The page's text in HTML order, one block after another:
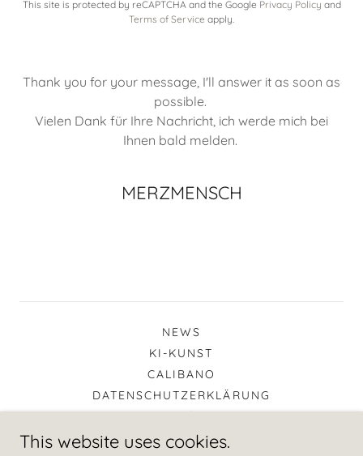
This site is protected by reCAPTCHA and the Google Privacy Policy and
Terms of Service apply.
Thank you for your message, I'll answer it as soon as
possible.
Vielen Dank für Ihre Nachricht, ich werde mich bei
Ihnen bald melden.
MERZMENSCH
NEWS
KI-KUNST
CALIBANO
DATENSCHUTZERKLÄRUNG
This website uses cookies.